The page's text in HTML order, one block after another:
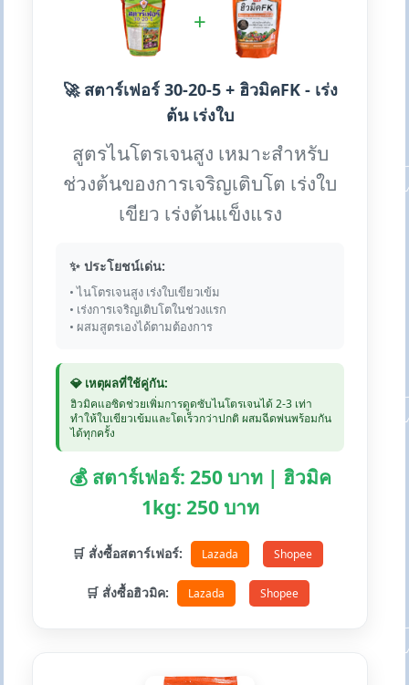
+
🚀 สตาร์เฟอร์ 30-20-5 + ฮิวมิคFK - เร่ง
ต้น เร่งใบ
สูตรไนโตรเจนสูง เหมาะสำหรับ
ช่วงต้นของการเจริญเติบโต เร่งใบ
เขียว เร่งต้นแข็งแรง
✨ ประโยชน์เด่น:
• ไนโตรเจนสูง เร่งใบเขียวเข้ม
• เร่งการเจริญเติบโตในช่วงแรก
• ผสมสูตรเองได้ตามต้องการ
💎 เหตุผลที่ใช้คู่กัน:
ฮิวมิคแอซิดช่วยเพิ่มการดูดซับไนโตรเจนได้ 2-3 เท่า
ทำให้ใบเขียวเข้มและโตเร็วกว่าปกติ ผสมฉีดพ่นพร้อมกัน
ได้ทุกครั้ง
💰 สตาร์เฟอร์: 250 บาท | ฮิวมิค
1kg: 250 บาท
🛒 สั่งซื้อสตาร์เฟอร์: Lazada Shopee
🛒 สั่งซื้อฮิวมิค: Lazada Shopee